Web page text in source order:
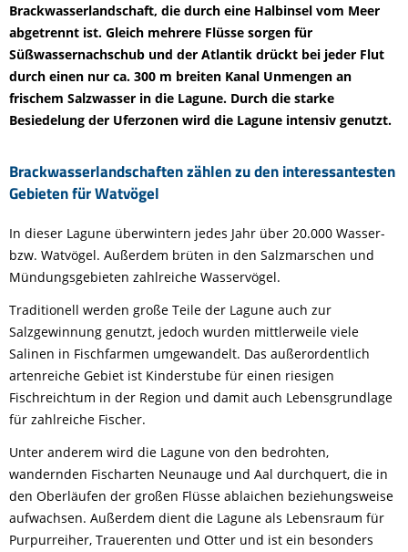
Brackwasserlandschaft, die durch eine Halbinsel vom Meer
abgetrennt ist. Gleich mehrere Flüsse sorgen für
Süßwassernachschub und der Atlantik drückt bei jeder Flut
durch einen nur ca. 300 m breiten Kanal Unmengen an
frischem Salzwasser in die Lagune. Durch die starke
Besiedelung der Uferzonen wird die Lagune intensiv genutzt.
Brackwasserlandschaften zählen zu den interessantesten
Gebieten für Watvögel
In dieser Lagune überwintern jedes Jahr über 20.000 Wasser-
bzw. Watvögel. Außerdem brüten in den Salzmarschen und
Mündungsgebieten zahlreiche Wasservögel.
Traditionell werden große Teile der Lagune auch zur
Salzgewinnung genutzt, jedoch wurden mittlerweile viele
Salinen in Fischfarmen umgewandelt. Das außerordentlich
artenreiche Gebiet ist Kinderstube für einen riesigen
Fischreichtum in der Region und damit auch Lebensgrundlage
für zahlreiche Fischer.
Unter anderem wird die Lagune von den bedrohten,
wandernden Fischarten Neunauge und Aal durchquert, die in
den Oberläufen der großen Flüsse ablaichen beziehungsweise
aufwachsen. Außerdem dient die Lagune als Lebensraum für
Purpurreiher, Trauerenten und Otter und ist ein besonders